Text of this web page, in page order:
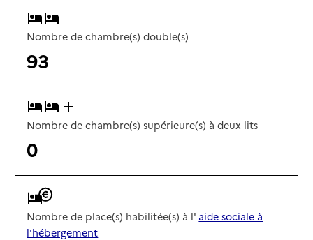
Nombre de chambre(s) double(s)
93
Nombre de chambre(s) supérieure(s) à deux lits
0
Nombre de place(s) habilitée(s) à l' aide sociale à
l'hébergement